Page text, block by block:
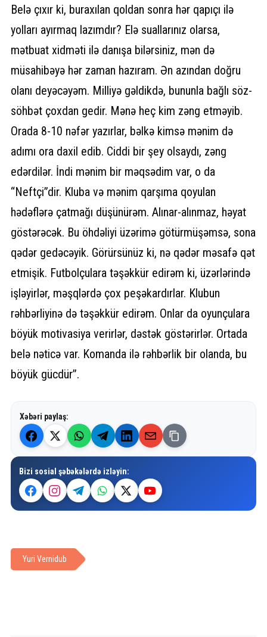
Belə çıxır ki, buraxılan qoldan sonra hər qapıçı ilə
yolları ayırmaq lazımdır? Elə suallarınız olarsa,
mətbuat xidməti ilə danışa bilərsiniz, mən də
müsahibəyə hər zaman hazıram. Ən azından doğru
olanı deyəcəyəm. Milliyə gəldikdə, bununla bağlı söz-
söhbət çoxdan gedir. Mənə heç kim zəng etməyib.
Orada 8-10 nəfər yazırlar, bəlkə kimsə mənim də
adımı ora daxil edib. Ciddi bir şey olsaydı, zəng
edərdilər. İndi mənim bir məqsədim var, o da
“Neftçi”dir. Kluba və mənim qarşıma qoyulan
hədəflərə çatmağı düşünürəm. Alınar-alınmaz, həyat
göstərəcək. Bu öhdəliyi üzərimə götürmüşəmsə, sona
qədər gedəcəyik. Görürsünüz ki, nə qədər məsafə qət
etmişik. Futbolçulara təşəkkür edirəm ki, üzərlərində
işləyirlər, məşqlərdə çox peşəkardırlar. Klubun
rəhbərliyinə də təşəkkür edirəm. Onlar da oyunçulara
böyük motivasiya verirlər, dəstək göstərirlər. Ortada
belə nəticə var. Komanda ilə rəhbərlik bir olanda, bu
böyük gücdür”.
Xəbəri paylaş:
Bizi sosial şəbəkələrdə izləyin:
Yuri Vernidub